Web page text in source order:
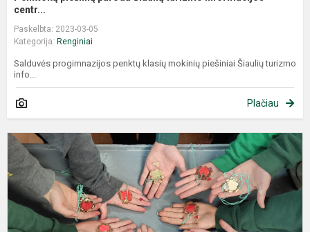
centr...
Paskelbta: 2023-03-05
Kategorija: Renginiai
Salduvės progimnazijos penktų klasių mokinių piešiniai Šiaulių turizmo
info...
Plačiau